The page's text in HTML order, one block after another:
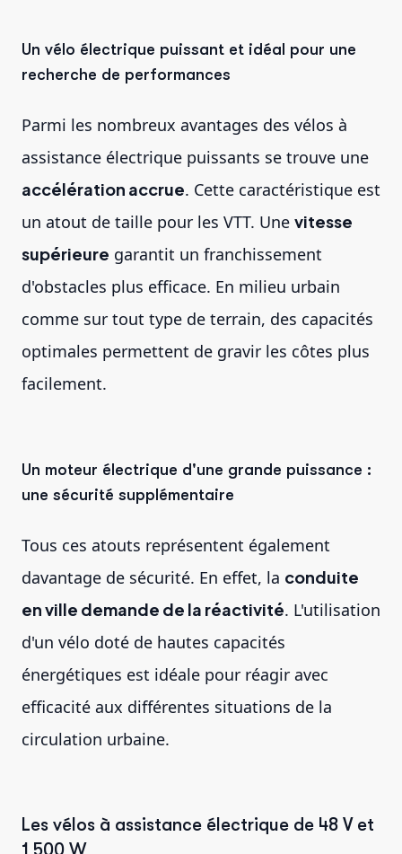
Un vélo électrique puissant et idéal pour une
recherche de performances
Parmi les nombreux avantages des vélos à
assistance électrique puissants se trouve une
accélération accrue. Cette caractéristique est
un atout de taille pour les VTT. Une vitesse
supérieure garantit un franchissement
d'obstacles plus efficace. En milieu urbain
comme sur tout type de terrain, des capacités
optimales permettent de gravir les côtes plus
facilement.
Un moteur électrique d'une grande puissance :
une sécurité supplémentaire
Tous ces atouts représentent également
davantage de sécurité. En effet, la conduite
en ville demande de la réactivité. L'utilisation
d'un vélo doté de hautes capacités
énergétiques est idéale pour réagir avec
efficacité aux différentes situations de la
circulation urbaine.
Les vélos à assistance électrique de 48 V et
1 500 W